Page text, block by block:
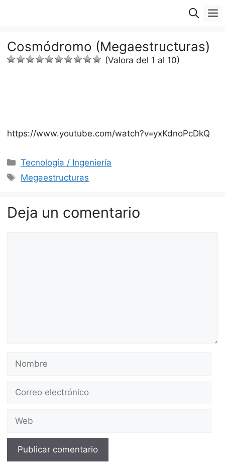
Cosmódromo (Megaestructuras)
(Valora del 1 al 10)
https://www.youtube.com/watch?v=yxKdnoPcDkQ
Categorías
Tecnología / Ingeniería
Etiquetas
Megaestructuras
Deja un comentario
Nombre
Correo
Web